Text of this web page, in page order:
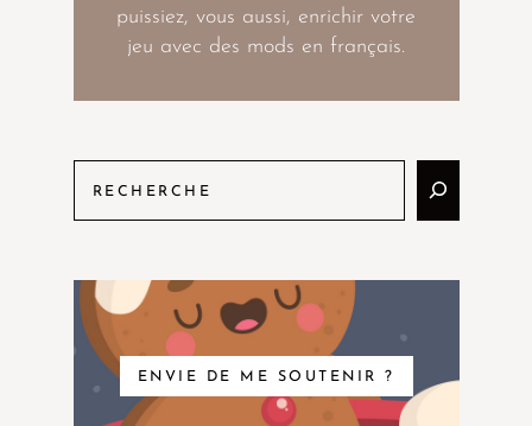
puissiez, vous aussi, enrichir votre
jeu avec des mods en français.
ENVIE DE ME SOUTENIR ?